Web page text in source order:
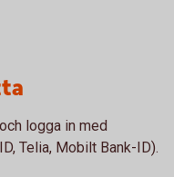
och logga in med
Telia, Mobilt Bank-ID).